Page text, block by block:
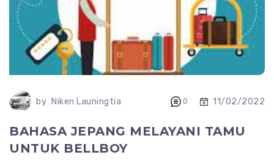
by Niken Launingtia 0 11/02/2022
BAHASA JEPANG MELAYANI TAMU
UNTUK BELLBOY